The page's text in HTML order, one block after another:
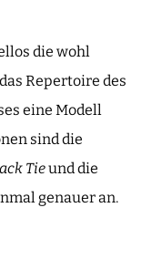
die wohl
Repertoire des
eine Modell
sind die
Tieund die
genauer an.